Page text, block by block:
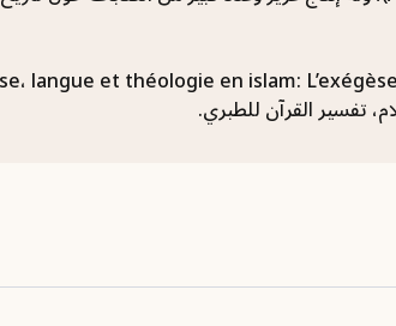
تفسير القرآن للطبري.